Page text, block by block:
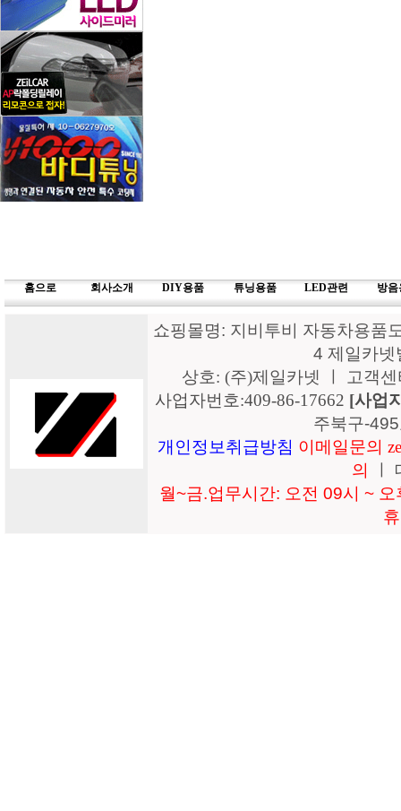
홈으로 회사소개 DIY용품 튜닝용품 LED관련 방음
쇼핑몰명: 지비투비 자동차용품
4 제일카
상호: (주)제일카넷 ㅣ 고객
사업자번호:409-86-17662 [사업
주북구-
개인정보취급방침 이메일문의
의
월~금.업무시간: 오전 09시 ~